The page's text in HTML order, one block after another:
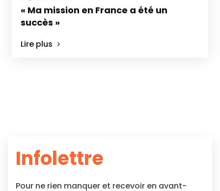
« Ma mission en France a été un
succès »
Lire plus
Infolettre
Pour ne rien manquer et recevoir en avant-